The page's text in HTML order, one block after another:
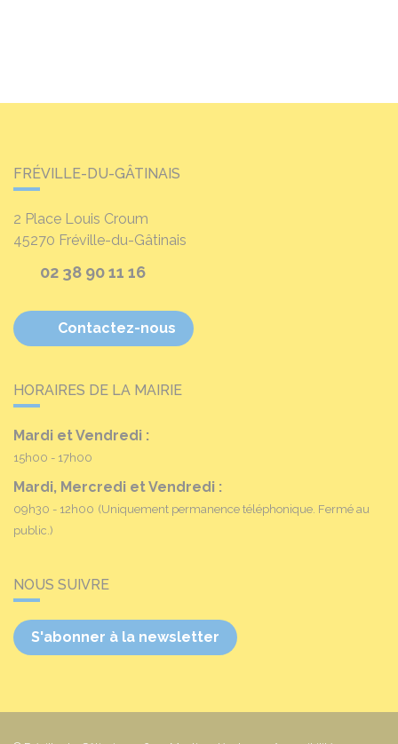
FRÉVILLE-DU-GÂTINAIS
2 Place Louis Croum
45270 Fréville-du-Gâtinais
02 38 90 11 16
Contactez-nous
HORAIRES DE LA MAIRIE
Mardi et Vendredi :
15h00 - 17h00
Mardi, Mercredi et Vendredi :
09h30 - 12h00 (Uniquement permanence téléphonique. Fermé au
public.)
NOUS SUIVRE
S'abonner à la newsletter